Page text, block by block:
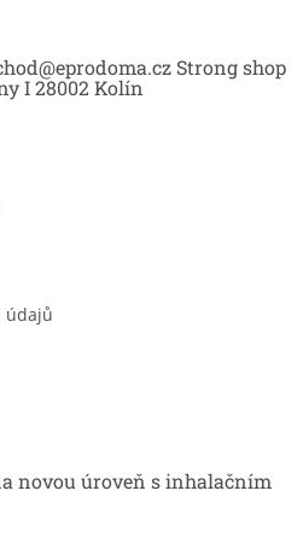
Strong shop
I 28002 Kolín
údajů
novou úroveň s inhalačním